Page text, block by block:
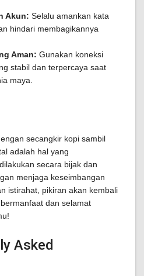
Akun: Selalu amankan kata
hindari membagikannya
Aman: Gunakan koneksi
stabil dan terpercaya saat
maya.
secangkir kopi sambil
adalah hal yang
secara bijak dan
menjaga keseimbangan
istirahat, pikiran akan kembali
bermanfaat dan selamat
Asked